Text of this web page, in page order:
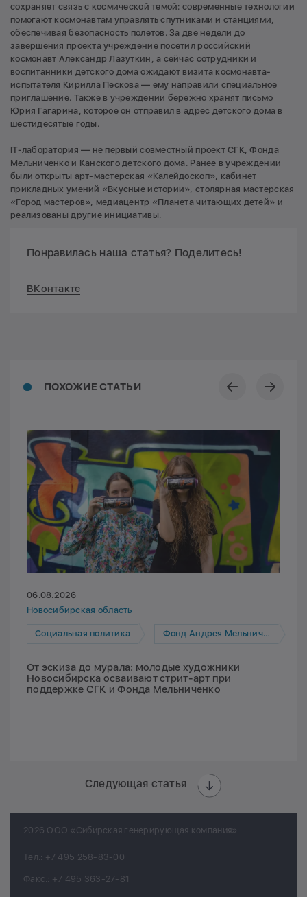
сохраняет связь с космической темой: современные технологии
помогают космонавтам управлять спутниками и станциями,
обеспечивая безопасность полетов. За две недели до
завершения проекта учреждение посетил российский
космонавт Александр Лазуткин, а сейчас сотрудники и
воспитанники детского дома ожидают визита космонавта-
испытателя Кирилла Пескова — ему направили специальное
приглашение. Также в учреждении бережно хранят письмо
Юрия Гагарина, которое он отправил в адрес детского дома в
шестидесятые годы.
IT-лаборатория — не первый совместный проект СГК, Фонда
Мельниченко и Канского детского дома. Ранее в учреждении
были открыты арт-мастерская «Калейдоскоп», кабинет
прикладных умений «Вкусные истории», столярная мастерская
«Город мастеров», медиацентр «Планета читающих детей» и
реализованы другие инициативы.
Понравилась наша статья? Поделитесь!
ВКонтакте
ПОХОЖИЕ СТАТЬИ
06.08.2026
Новосибирская область
Социальная политика Фонд Андрея Мельниченко
От эскиза до мурала: молодые художники
Новосибирска осваивают стрит-арт при
поддержке СГК и Фонда Мельниченко
Следующая статья
2026 ООО «Сибирская генерирующая компания»
Тел.: +7 495 258-83-00
Факс.: +7 495 363-27-81